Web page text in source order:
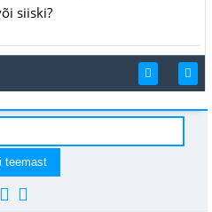
siiski?